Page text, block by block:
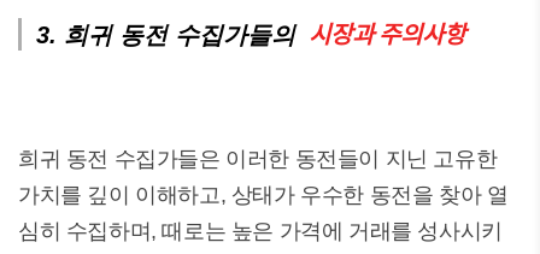
3. 희귀 동전 수집가들의 시장과 주의사항
희귀 동전 수집가들은 이러한 동전들이 지닌 고유한
가치를 깊이 이해하고, 상태가 우수한 동전을 찾아 열
심히 수집하며, 때로는 높은 가격에 거래를 성사시키